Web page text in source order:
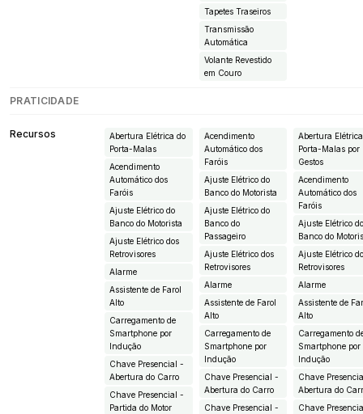
Tapetes Traseiros
Transmissão
Automática
Volante Revestido
em Couro
PRATICIDADE
Recursos
Abertura Elétrica do
Porta-Malas
Acendimento
Automático dos
Faróis
Ajuste Elétrico do
Banco do Motorista
Ajuste Elétrico dos
Retrovisores
Alarme
Assistente de Farol
Alto
Carregamento de
Smartphone por
Indução
Chave Presencial -
Abertura do Carro
Chave Presencial -
Partida do Motor
Acendimento
Automático dos
Faróis
Ajuste Elétrico do
Banco do Motorista
Ajuste Elétrico do
Banco do
Passageiro
Ajuste Elétrico dos
Retrovisores
Alarme
Assistente de Farol
Alto
Carregamento de
Smartphone por
Indução
Chave Presencial -
Abertura do Carro
Chave Presencial -
Abertura
Porta-Malas por
Gestos
Acendimento
Automático dos
Faróis
Ajuste Elétrico
Banco do
Ajuste Elétrico
Retrovisores
Alarme
Assistente de
Alto
Carregamento
Smartphone por
Indução
Chave
Abertura do
Chave